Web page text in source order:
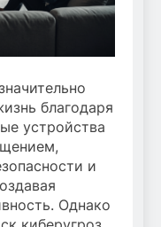
благодаря
устройства
и
Однако